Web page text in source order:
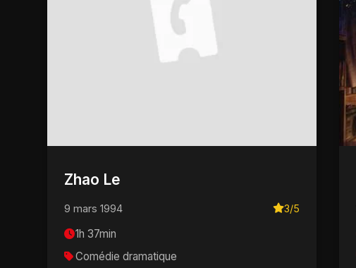
Zhao Le
9 mars 1994 3/5
1h 37min
Comédie dramatique